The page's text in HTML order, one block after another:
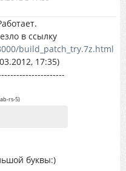
в ссылку
build_patch_try.7z.html
17:35)
rs-5)
буквы:)